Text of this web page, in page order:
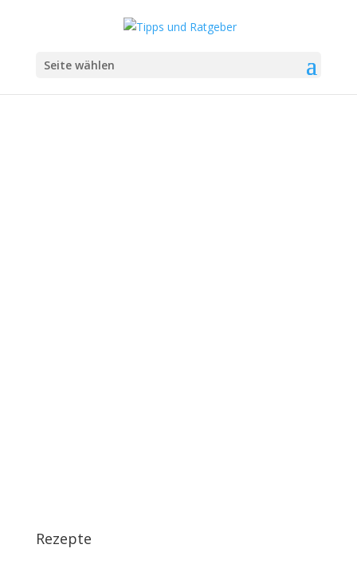
Seite wählen
Rezepte